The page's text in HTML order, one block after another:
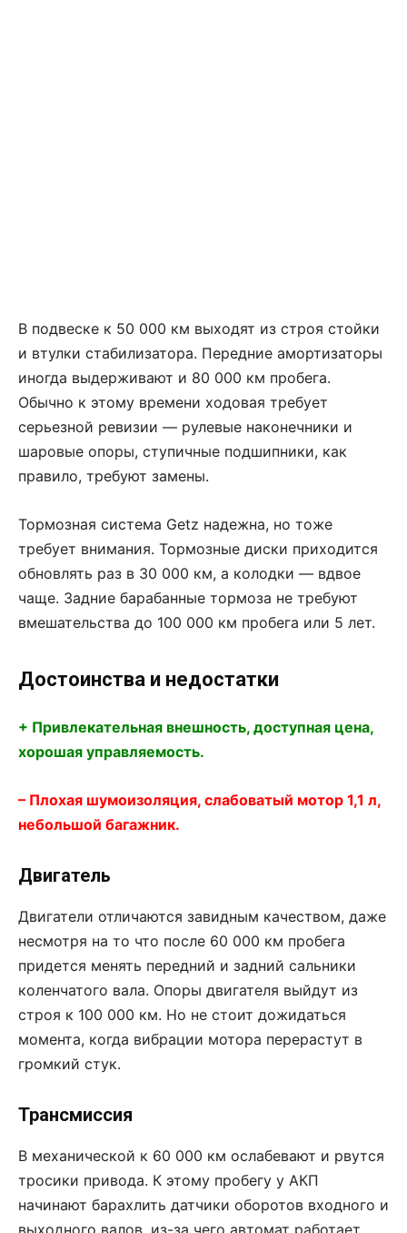
В подвеске к 50 000 км выходят из строя стойки
и втулки стабилизатора. Передние амортизаторы
иногда выдерживают и 80 000 км пробега.
Обычно к этому времени ходовая требует
серьезной ревизии — рулевые наконечники и
шаровые опоры, ступичные подшипники, как
правило, требуют замены.
Тормозная система Getz надежна, но тоже
требует внимания. Тормозные диски приходится
обновлять раз в 30 000 км, а колодки — вдвое
чаще. Задние барабанные тормоза не требуют
вмешательства до 100 000 км пробега или 5 лет.
Достоинства и недостатки
+ Привлекательная внешность, доступная цена,
хорошая управляемость.
– Плохая шумоизоляция, слабоватый мотор 1,1 л,
небольшой багажник.
Двигатель
Двигатели отличаются завидным качеством, даже
несмотря на то что после 60 000 км пробега
придется менять передний и задний сальники
коленчатого вала. Опоры двигателя выйдут из
строя к 100 000 км. Но не стоит дожидаться
момента, когда вибрации мотора перерастут в
громкий стук.
Трансмиссия
В механической к 60 000 км ослабевают и рвутся
тросики привода. К этому пробегу у АКП
начинают барахлить датчики оборотов входного и
выходного валов, из-за чего автомат работает